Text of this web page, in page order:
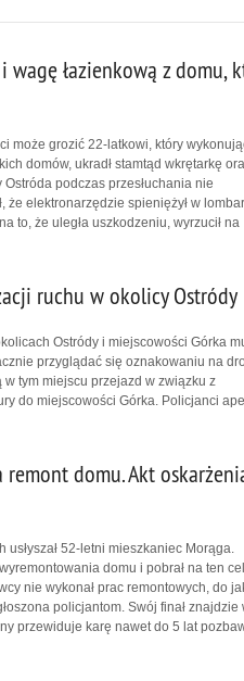
wagę łazienkową z domu,
może grozić 22-latkowi, który
domów, ukradł stamtąd wkrętarkę
podczas przesłuchania nie
że elektronarzędzie spieniężył w
to, że uległa uszkodzeniu, wyrzucił na
ruchu w okolicy Ostródy
Ostródy i miejscowości Górka
przyglądać się oznakowaniu na
tym miejscu przejazd w związku z
do miejscowości Górka. Policjanci
remont domu. Akt
usłyszał 52-letni mieszkaniec Morąga.
domu i pobrał na ten cel
nie wykonał prac remontowych, do
policjantom. Swój finał znajdzie
przewiduje karę nawet do 5 lat